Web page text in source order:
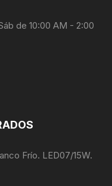
de 10:00 AM - 2:00
Frío. LED07/15W.